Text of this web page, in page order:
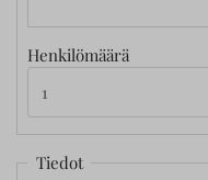
Henkilömäärä
Tiedot